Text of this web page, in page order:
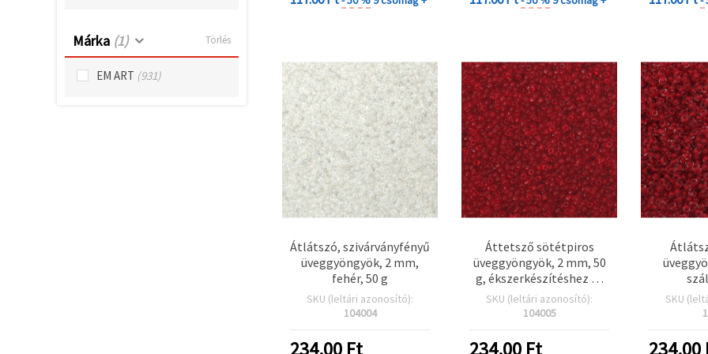
Márka (1) Törlés
EM ART (931)
Átlátszó, szivárványfényű
üveggyöngyök, 2 mm,
fehér, 50 g
SKU (leltári azonosító):
104004
234.00 Ft
Áttetsző sötétpiros
üveggyöngyök, 2 mm, 50
g, ékszerkészítéshez és
díszítéshez
SKU (leltári azonosító):
104005
234.00 Ft
SKU
234.00